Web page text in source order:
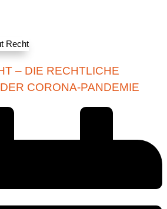
– DIE RECHTLICHE
CORONA-PANDEMIE